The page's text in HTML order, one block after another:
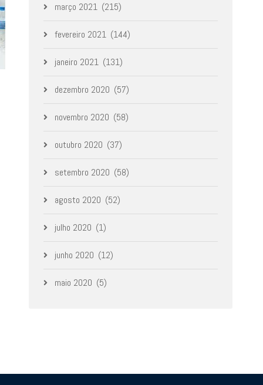
março 2021 (215)
fevereiro 2021 (144)
janeiro 2021 (131)
dezembro 2020 (57)
novembro 2020 (58)
outubro 2020 (37)
setembro 2020 (58)
agosto 2020 (52)
julho 2020 (1)
junho 2020 (12)
maio 2020 (5)